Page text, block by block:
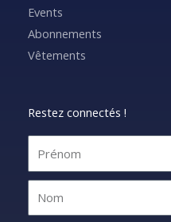
Events
Abonnements
Vêtements
Restez connectés !